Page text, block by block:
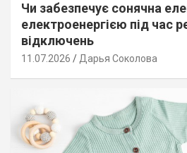
Чи забезпечує сонячна
електроенергією під час
відключень
11.07.2026 Дарья Соколова